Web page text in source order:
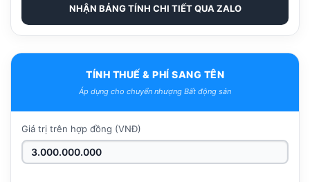
NHẬN BẢNG TÍNH CHI TIẾT QUA ZALO
TÍNH THUẾ & PHÍ SANG TÊN
Áp dụng cho chuyển nhượng Bất động sản
Giá trị trên hợp đồng (VNĐ)